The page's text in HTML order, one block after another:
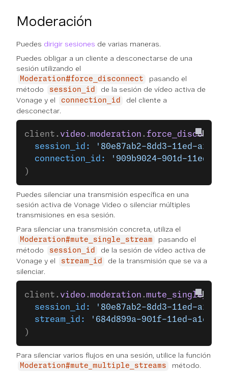
Moderación
Puedes dirigir sesiones de varias maneras.
Puedes obligar a un cliente a desconectarse de una
sesión utilizando el
Moderation#force_disconnect
pasando el
método
session_id
de la sesión de vídeo activa de
Vonage y el
connection_id
del cliente a
desconectar.
client. video .moderation .force_disconnect
  session_id:
'80e87ab2-8dd3-11ed-a1eb-
  connection_id:
'909b9024-901d-11ed-
)
Puedes silenciar una transmisión específica en una
sesión activa de Vonage Video o silenciar múltiples
transmisiones en esa sesión.
Para silenciar una transmisión concreta, utiliza el
Moderation#mute_single_stream
pasando el
método
session_id
de la sesión de vídeo activa de
Vonage y el
stream_id
de la transmisión que se va a
silenciar.
client. video .moderation .
  session_id:
'80e87ab2-8dd3-11ed-a1eb-
  stream_id:
'684d899a-901f-11ed-a1eb-
)
Para silenciar varios flujos en una sesión, utilice la función
Moderation#mute_multiple_streams método.